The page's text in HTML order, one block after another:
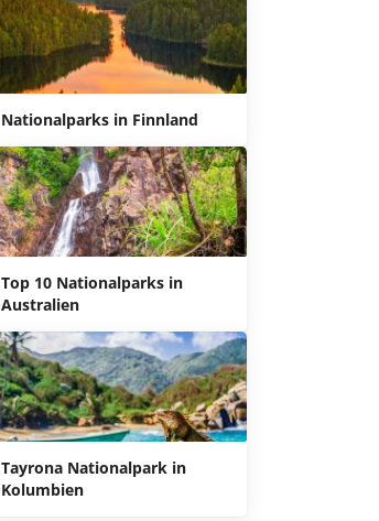
Nationalparks in Finnland
Top 10 Nationalparks in
Australien
Tayrona Nationalpark in
Kolumbien